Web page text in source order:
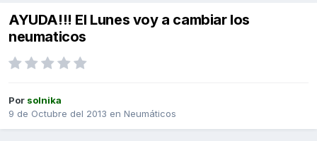
AYUDA!!! El Lunes voy a cambiar los
neumaticos
Por solnika
9 de Octubre del 2013 en Neumáticos